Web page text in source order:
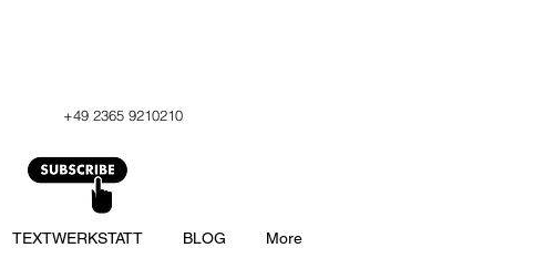
+49 2365 9210210
TEXTWERKSTATT BLOG More